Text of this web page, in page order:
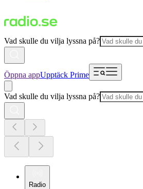
Vad skulle du vilja lyssna på?
Öppna appUpptäck Prime
Vad skulle du vilja lyssna på?
Radio